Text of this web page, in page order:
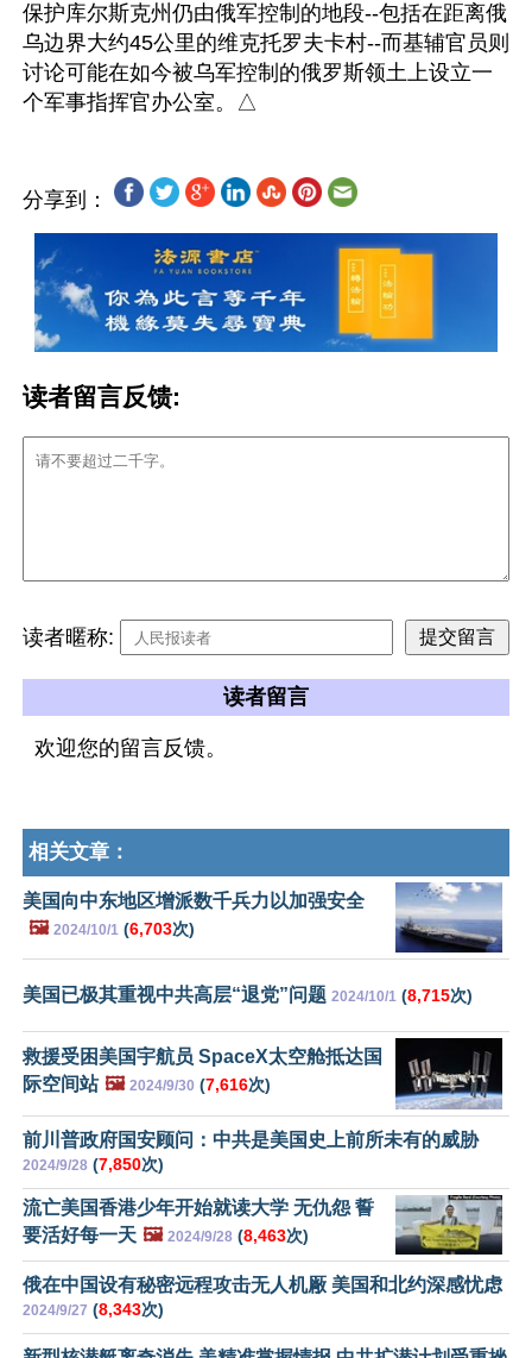
保护库尔斯克州仍由俄军控制的地段--包括在距离俄
乌边界大约45公里的维克托罗夫卡村--而基辅官员则
讨论可能在如今被乌军控制的俄罗斯领土上设立一
分享到：
读者留言反馈:
读者暱称:
读者留言
欢迎您的留言反馈。
相关文章：
美国向中东地区增派数千兵力以加强安全
🖼️ 2024/10/1 (6,703次)
美国已极其重视中共高层“退党”问题 2024/10/1 (8,715次)
救援受困美国宇航员 SpaceX太空舱抵达国
际空间站 🖼️ 2024/9/30 (7,616次)
前川普政府国安顾问：中共是美国史上前所未有的威胁
2024/9/28 (7,850次)
流亡美国香港少年开始就读大学 无仇怨 誓
要活好每一天 🖼️ 2024/9/28 (8,463次)
俄在中国设有秘密远程攻击无人机厰 美国和北约深感忧虑
2024/9/27 (8,343次)